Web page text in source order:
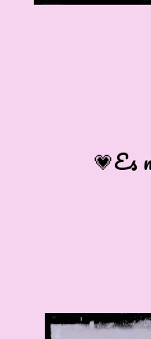
💗Es muy